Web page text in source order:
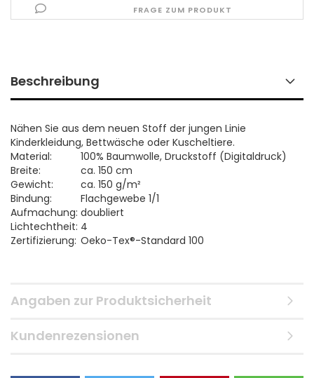
FRAGE ZUM PRODUKT
Beschreibung
Nähen Sie aus dem neuen Stoff der jungen Linie
Kinderkleidung, Bettwäsche oder Kuscheltiere.
Material:
Breite:
Gewicht:
Bindung:
Aufmachung:
Lichtechtheit:
Zertifizierung:
100% Baumwolle, Druckstoff (Digitaldruck)
ca. 150 cm
ca. 150 g/m²
Flachgewebe 1/1
doubliert
4
Oeko-Tex®-Standard 100
Angaben zur Produktsicherheit
Kundenrezensionen